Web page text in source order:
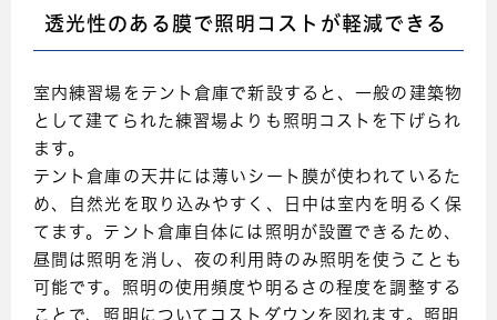
透光性のある膜で照明コストが軽減できる
室内練習場をテント倉庫で新設すると、一般の建築物
として建てられた練習場よりも照明コストを下げられ
ます。
テント倉庫の天井には薄いシート膜が使われているた
め、自然光を取り込みやすく、日中は室内を明るく保
てます。テント倉庫自体には照明が設置できるため、
昼間は照明を消し、夜の利用時のみ照明を使うことも
可能です。照明の使用頻度や明るさの程度を調整する